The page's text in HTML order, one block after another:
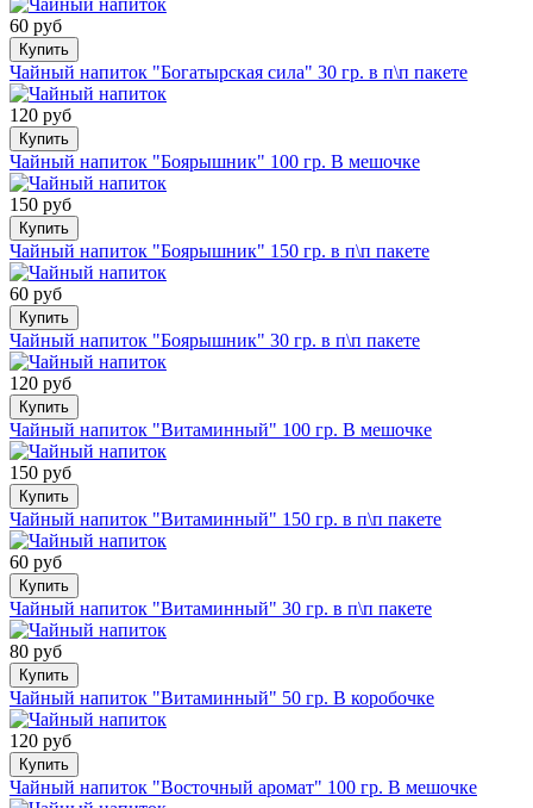
60 руб
Купить
Чайный напиток "Богатырская сила" 30 гр. в п\п пакете
120 руб
Купить
Чайный напиток "Боярышник" 100 гр. В мешочке
150 руб
Купить
Чайный напиток "Боярышник" 150 гр. в п\п пакете
60 руб
Купить
Чайный напиток "Боярышник" 30 гр. в п\п пакете
120 руб
Купить
Чайный напиток "Витаминный" 100 гр. В мешочке
150 руб
Купить
Чайный напиток "Витаминный" 150 гр. в п\п пакете
60 руб
Купить
Чайный напиток "Витаминный" 30 гр. в п\п пакете
80 руб
Купить
Чайный напиток "Витаминный" 50 гр. В коробочке
120 руб
Купить
Чайный напиток "Восточный аромат" 100 гр. В мешочке